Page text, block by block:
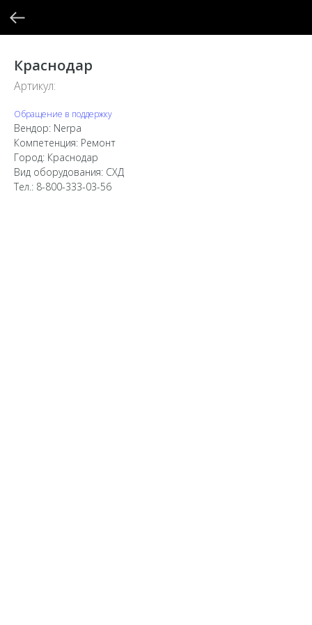
Краснодар
Артикул:
Обращение в поддержку
Вендор: Nerpa
Компетенция: Ремонт
Город: Краснодар
Вид оборудования: СХД
Тел.: 8-800-333-03-56